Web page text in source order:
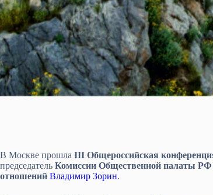
В Москве прошла III Общероссийская
председатель Комиссии Общественной палаты
отношений Владимир Зорин.